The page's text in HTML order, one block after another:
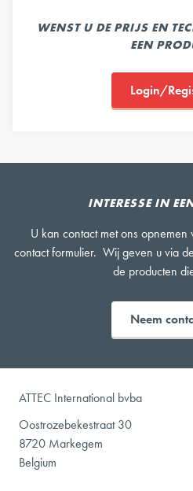
WENST U DE PRIJS EN
EEN
Login/
INTERESSE IN
U kan contact met ons
contact formulier. Wij geven u via
de producten
Neem
ATTEC International bvba
Oostrozebekestraat 30
8720 Markegem
Belgium